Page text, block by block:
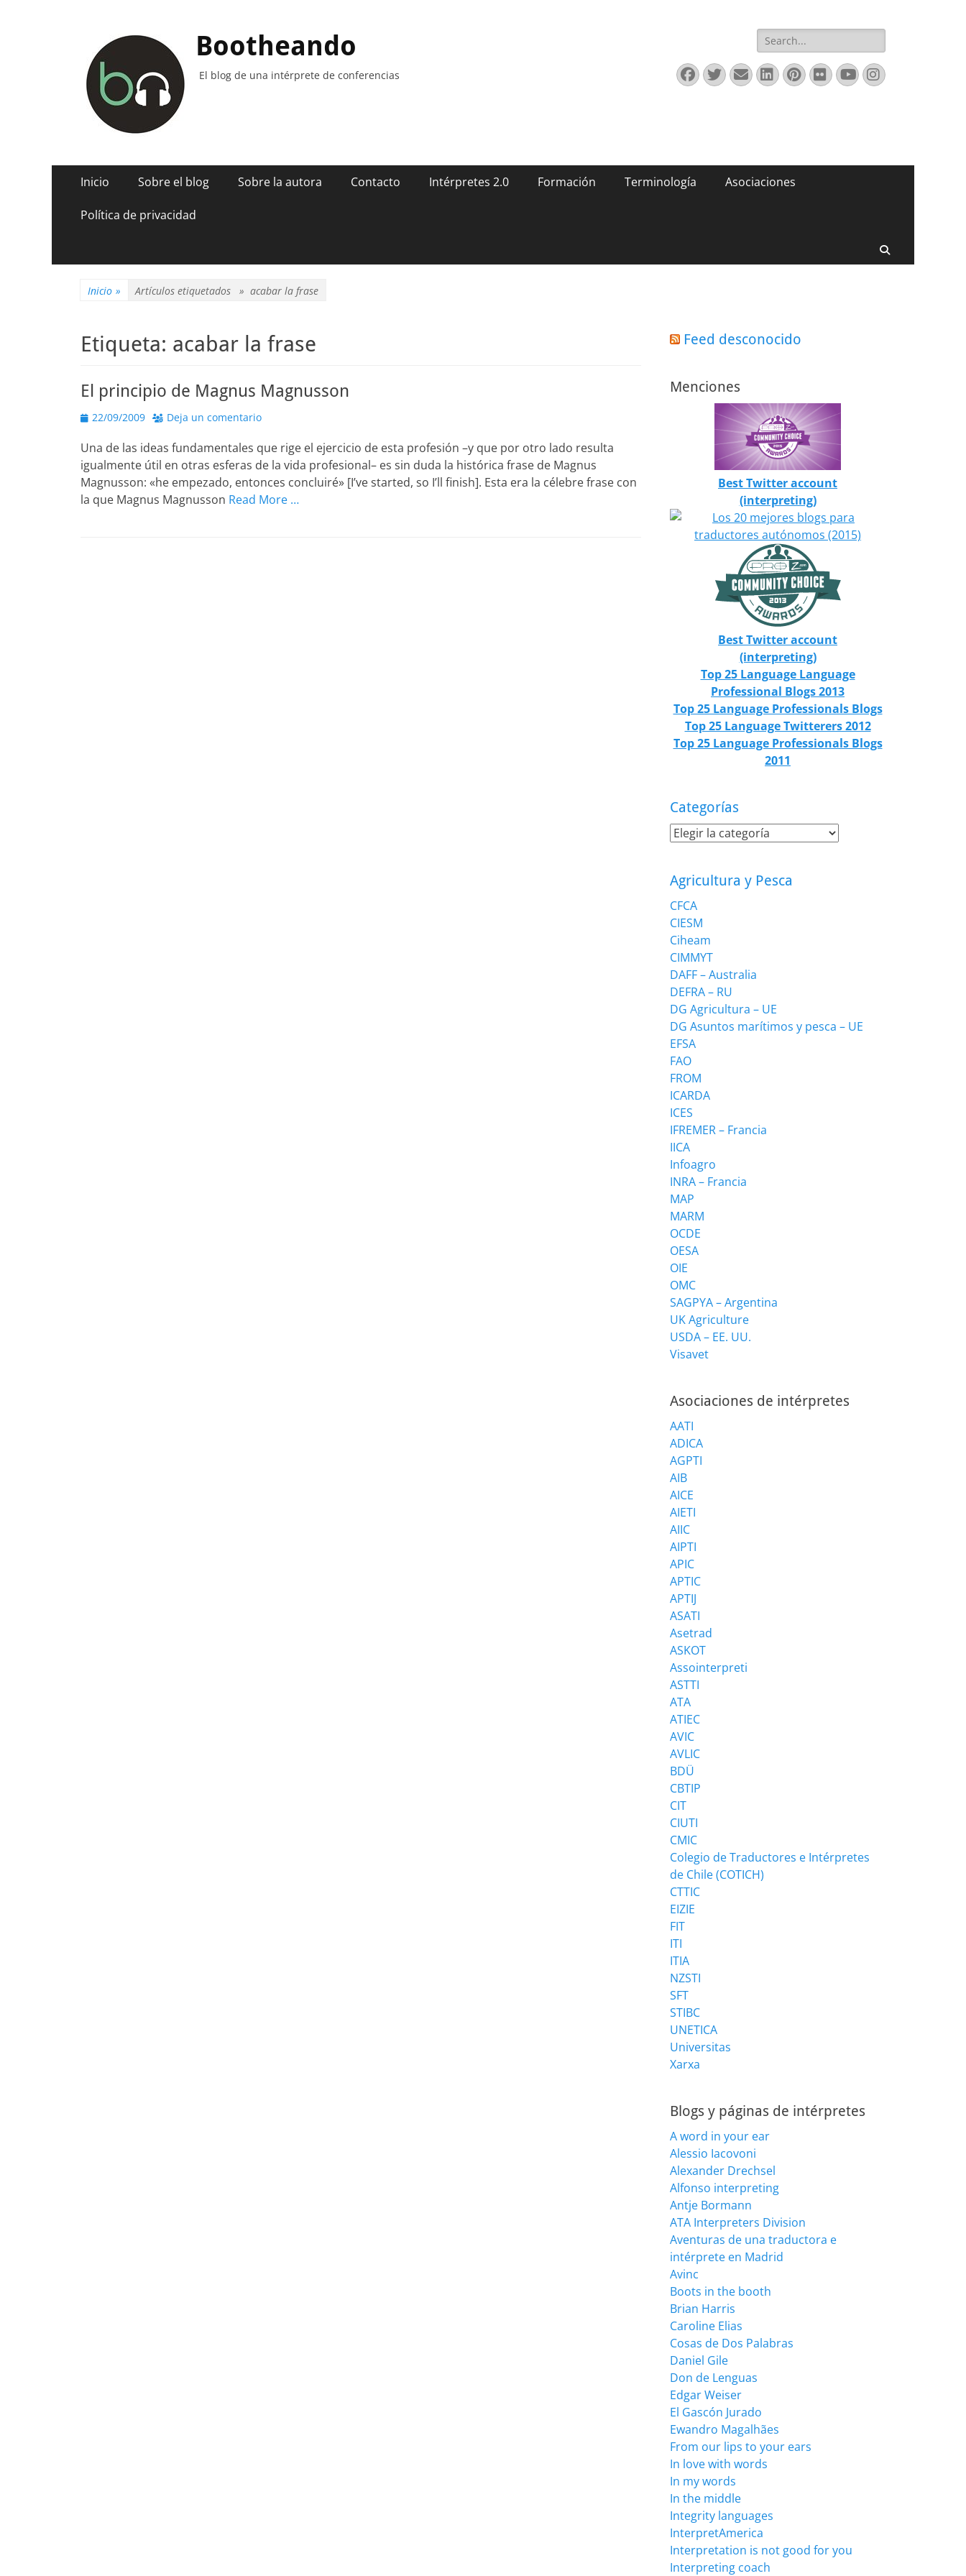
Bootheando
El blog de una intérprete de conferencias
Buscar:
Facebook
Twitter
Correo
electrónico
LinkedIn
Pinterest
FlickrYouTube
Instagram
Menú
Saltar
contenido
Inicio Sobre el blog Sobre la autora Contacto Intérpretes 2.0 Formación Terminología Asociaciones
Política de privacidad
Inicio » Artículos etiquetados » acabar la frase
Etiqueta: acabar la frase
El principio de Magnus Magnusson
Publicado
22/09/2009 Deja un comentario
Una de las ideas fundamentales que rige el ejercicio de esta profesión –y que por otro lado resulta
igualmente útil en otras esferas de la vida profesional– es sin duda la histórica frase de Magnus
Magnusson: «he empezado, entonces concluiré» [I’ve started, so I’ll finish]. Esta era la célebre frase con
la que Magnus Magnusson Read More …
Feed desconocido
Menciones
Best Twitter account
(interpreting)
Best Twitter account
(interpreting)
Top 25 Language Language
Professional Blogs 2013
Top 25 Language Professionals Blogs
Top 25 Language Twitterers 2012
Top 25 Language Professionals Blogs
2011
Categorías
Categorías
Agricultura y Pesca
CFCA
CIESM
Ciheam
CIMMYT
DAFF – Australia
DEFRA – RU
DG Agricultura – UE
DG Asuntos marítimos y pesca – UE
EFSA
FAO
FROM
ICARDA
ICES
IFREMER – Francia
IICA
Infoagro
INRA – Francia
MAP
MARM
OCDE
OESA
OIE
OMC
SAGPYA – Argentina
UK Agriculture
USDA – EE. UU.
Visavet
Asociaciones de intérpretes
AATI
ADICA
AGPTI
AIB
AICE
AIETI
AIIC
AIPTI
APIC
APTIC
APTIJ
ASATI
Asetrad
ASKOT
Assointerpreti
ASTTI
ATA
ATIEC
AVIC
AVLIC
BDÜ
CBTIP
CIT
CIUTI
CMIC
Colegio de Traductores e Intérpretes
de Chile (COTICH)
CTTIC
EIZIE
FIT
ITI
ITIA
NZSTI
SFT
STIBC
UNETICA
Universitas
Xarxa
Blogs y páginas de intérpretes
A word in your ear
Alessio Iacovoni
Alexander Drechsel
Alfonso interpreting
Antje Bormann
ATA Interpreters Division
Aventuras de una traductora e
intérprete en Madrid
Avinc
Boots in the booth
Brian Harris
Caroline Elias
Cosas de Dos Palabras
Daniel Gile
Don de Lenguas
Edgar Weiser
El Gascón Jurado
Ewandro Magalhães
From our lips to your ears
In love with words
In my words
In the middle
Integrity languages
InterpretAmerica
Interpretation is not good for you
Interpreting coach